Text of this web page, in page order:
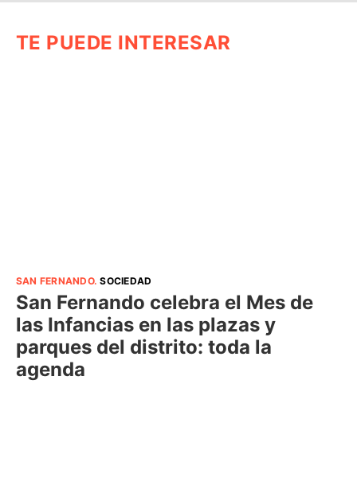
TE PUEDE INTERESAR
SAN FERNANDO.SOCIEDAD
San Fernando celebra el Mes de
las Infancias en las plazas y
parques del distrito: toda la
agenda